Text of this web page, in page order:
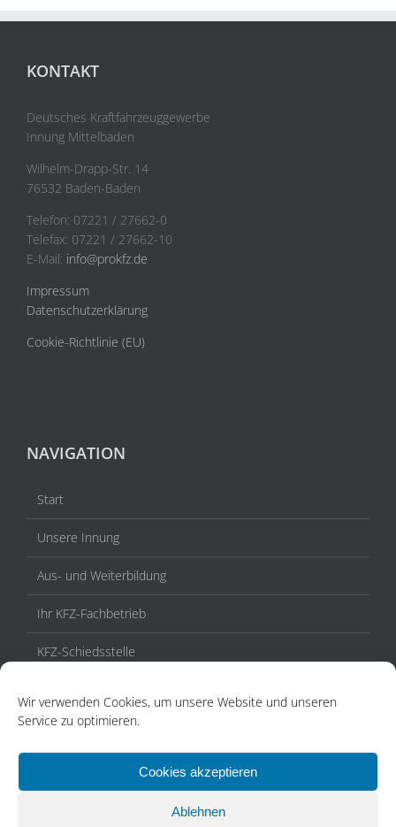
Wir verwenden Cookies, um unsere Website und unseren
Service zu optimieren.
Cookies akzeptieren
Ablehnen
KONTAKT
Deutsches Kraftfahrzeuggewerbe
Innung Mittelbaden
Wilhelm-Drapp-Str. 14
76532 Baden-Baden
Telefon: 07221 / 27662-0
Telefax: 07221 / 27662-10
E-Mail: info@prokfz.de
Impressum
Datenschutzerklärung
Cookie-Richtlinie (EU)
NAVIGATION
Start
Unsere Innung
Aus- und Weiterbildung
Ihr KFZ-Fachbetrieb
KFZ-Schiedsstelle
Aktuelles